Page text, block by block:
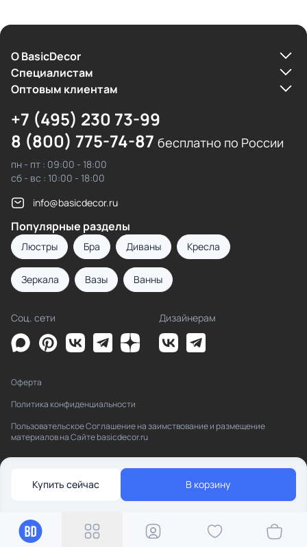
Купить сейчас В корзину
О BasicDecor
Cпециалистам
Оптовым клиентам
+7 (495) 230 73-99
8 (800) 775-74-87 бесплатно по России
пн - пт : 09:00 - 18:00
сб - вс : 10:00 - 18:00
info@basicdecor.ru
Популярные разделы
Люстры Бра Диваны Кресла
Зеркала Вазы Ванны
Соц. сети Дизайнерам
Оферта
Политика конфиденциальности
Пользовательское Соглашение на заимствование и размещение
материалов на Сайте basicdecor.ru